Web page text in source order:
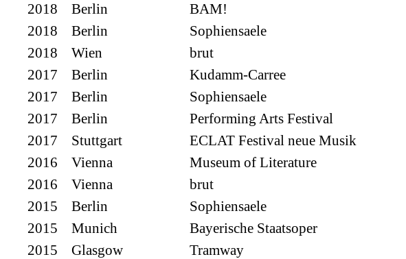
2018 Berlin
BAM!
2018 Berlin
Sophiensaele
2018 Wien
brut
2017 Berlin
Kudamm-Carree
2017 Berlin
Sophiensaele
2017 Berlin
Performing Arts Festival
2017 Stuttgart
ECLAT Festival neue Musik
2016 Vienna
Museum of Literature
2016 Vienna
brut
2015 Berlin
Sophiensaele
2015 Munich
Bayerische Staatsoper
2015 Glasgow
Tramway